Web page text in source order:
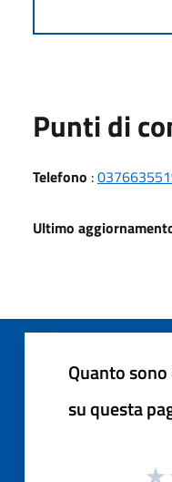
Punti di
Telefono :
Ultimo
Quanto
su questa